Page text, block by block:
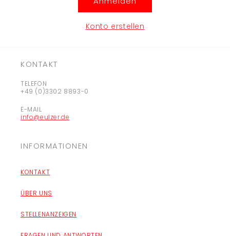
Konto erstellen
KONTAKT
TELEFON
+49 (0)3302 8893-0
E-MAIL
info@eulzer.de
INFORMATIONEN
KONTAKT
ÜBER UNS
STELLENANZEIGEN